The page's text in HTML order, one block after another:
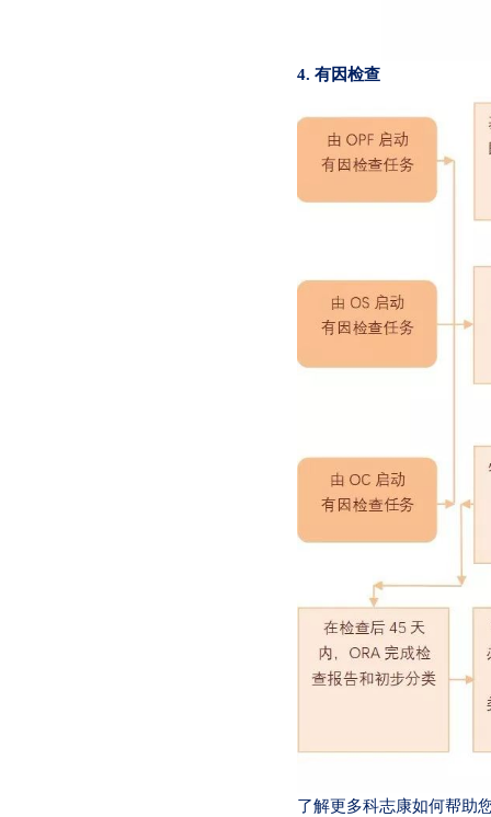
4. 有因检查
了解更多科志康如何帮助